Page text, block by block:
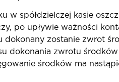
w spółdzielczej kasie
po upływie ważności
zostanie zwrot
dokonania zwrotu
środków ma